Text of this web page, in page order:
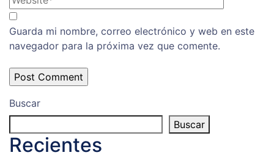
Guarda mi nombre, correo electrónico y web en este
navegador para la próxima vez que comente.
Buscar
Buscar
Recientes